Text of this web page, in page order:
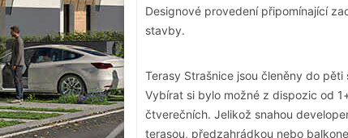
Designové provedení připomínající
stavby.
Terasy Strašnice jsou členěny do
Vybírat si bylo možné z dispozic od
čtverečních. Jelikož snahou
terasou, předzahrádkou nebo